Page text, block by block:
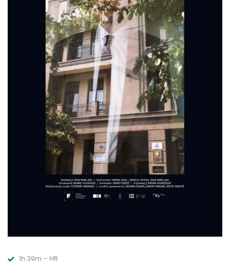
1h 39m – HR